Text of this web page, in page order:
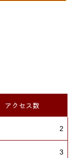
アクセス数
2
3